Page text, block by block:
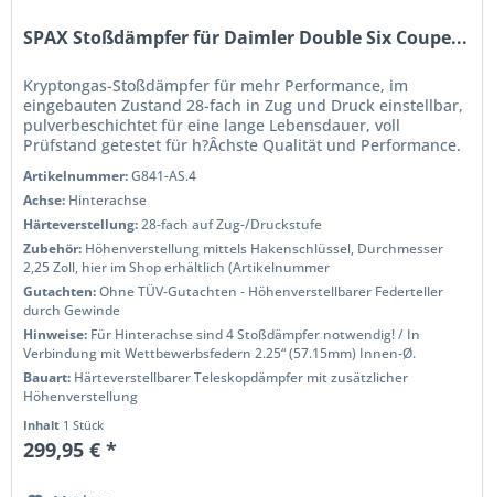
SPAX Stoßdämpfer für Daimler Double Six Coupe...
Kryptongas-Stoßdämpfer für mehr Performance, im
eingebauten Zustand 28-fach in Zug und Druck einstellbar,
pulverbeschichtet für eine lange Lebensdauer, voll
Prüfstand getestet für h?Âchste Qualität und Performance.
Artikelnummer:G841-AS.4
Achse: Hinterachse
Härteverstellung:28-fach auf Zug-/Druckstufe
Zubehör: Höhenverstellung mittels Hakenschlüssel, Durchmesser
2,25 Zoll, hier im Shop erhältlich (Artikelnummer
Gutachten:Ohne TÜV-Gutachten - Höhenverstellbarer Federteller
durch Gewinde
Hinweise: Für Hinterachse sind 4 Stoßdämpfer notwendig! / In
Verbindung mit Wettbewerbsfedern 2.25“ (57.15mm) Innen-Ø.
Bauart: Härteverstellbarer Teleskopdämpfer mit zusätzlicher
Höhenverstellung
Inhalt 1 Stück
299,95 € *